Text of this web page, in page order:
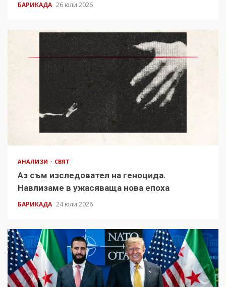
БАРИКАДА 26 юли 2026
АНАЛИЗИ СВЯТ
Аз съм изследовател на геноцида.
Навлизаме в ужасяваща нова епоха
БАРИКАДА 24 юли 2026